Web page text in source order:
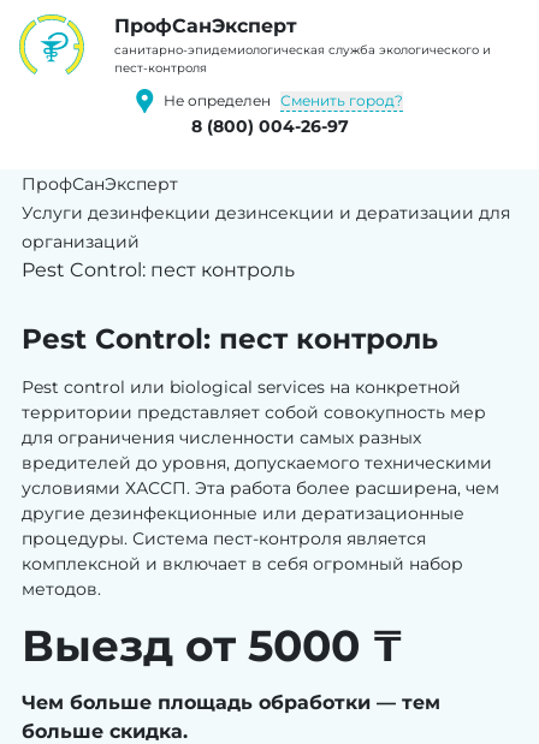
ПрофCанЭксперт
cанитарно-эпидемиологическая служба экологического и
пест-контроля
Не определен Сменить город?
8 (800) 004-26-97
ПрофСанЭксперт
Услуги дезинфекции дезинсекции и дератизации для
организаций
Pest Control: пест контроль
Pest Control: пест контроль
Рest control или biological services на конкретной
территории представляет собой совокупность мер
для ограничения численности самых разных
вредителей до уровня, допускаемого техническими
условиями ХАССП. Эта работа более расширена, чем
другие дезинфекционные или дератизационные
процедуры. Система пест-контроля является
комплексной и включает в себя огромный набор
методов.
Выезд от 5000 ₸
Чем больше площадь обработки — тем
больше скидка.